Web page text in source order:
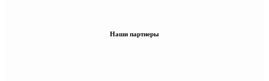
Наши партнеры